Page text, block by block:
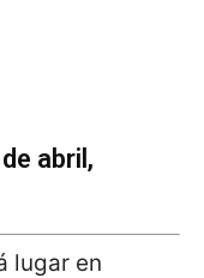
abril,
lugar en